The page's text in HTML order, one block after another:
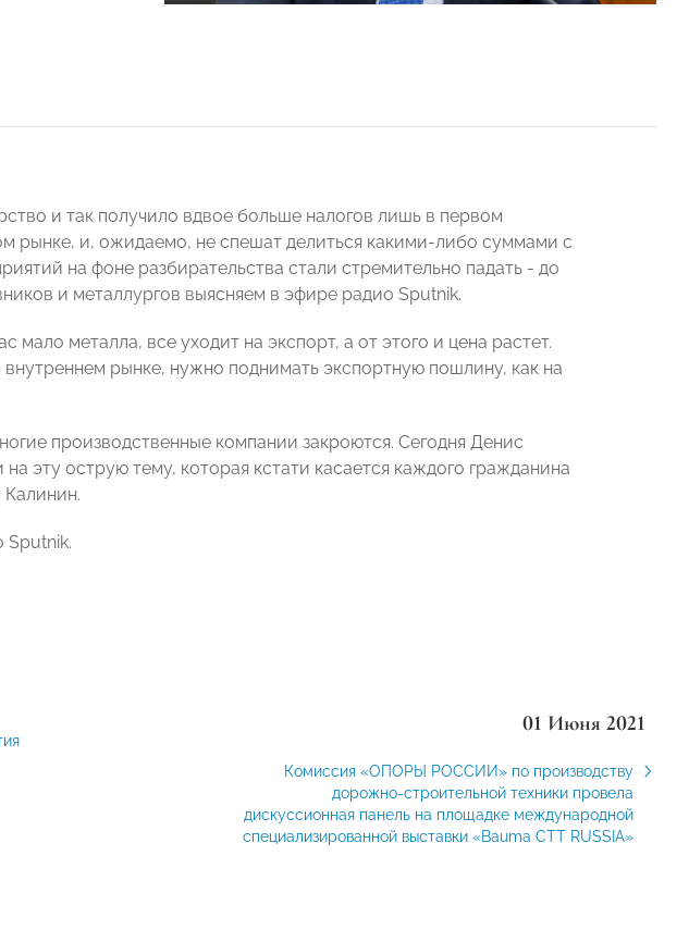
и так получило вдвое больше налогов лишь в первом
рынке, и, ожидаемо, не спешат делиться какими-либо суммами с
на фоне разбирательства стали стремительно падать - до
и металлургов выясняем в эфире радио Sputnik.
мало металла, все уходит на экспорт, а от этого и цена растет.
рынке, нужно поднимать экспортную пошлину, как на
производственные компании закроются. Сегодня Денис
эту острую тему, которая кстати касается каждого гражданина
Sputnik.
01 Июня 2021
Комиссия «ОПОРЫ РОССИИ» по производству
дорожно-строительной техники провела
дискуссионная панель на площадке международной
специализированной выставки «Bauma CTT RUSSIA»